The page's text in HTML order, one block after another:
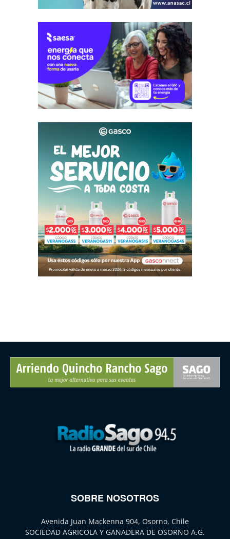
SOBRE NOSOTROS
Avenida Juan Mackenna 904, Osorno, Chile
SOCIEDAD AGRICOLA Y GANADERA DE OSORNO A.G.